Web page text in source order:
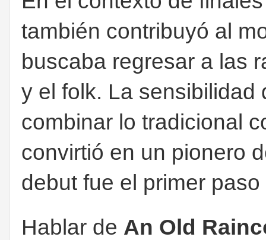
también contribuyó al
buscaba regresar a las
y el folk. La sensibilidad
combinar lo tradicional
convirtió en un pionero
debut fue el primer
Hablar de An Old